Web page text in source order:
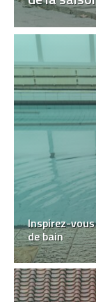
Inspirez-
de bain